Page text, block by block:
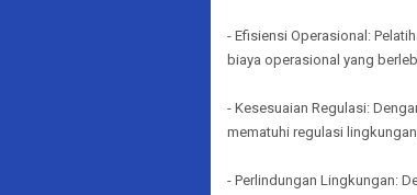
- Efisiensi Operasional:
biaya operasional yang
- Kesesuaian Regulasi:
mematuhi regulasi
- Perlindungan Lingkungan: